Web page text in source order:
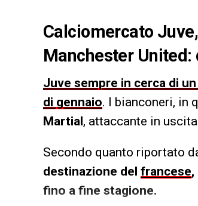
Calciomercato
Manchester
Juve sempre in cerca di
di gennaio. I bianconeri, in
Martial , attaccante in uscita
Secondo quanto riportato
destinazione del francese,
fino a fine stagione.